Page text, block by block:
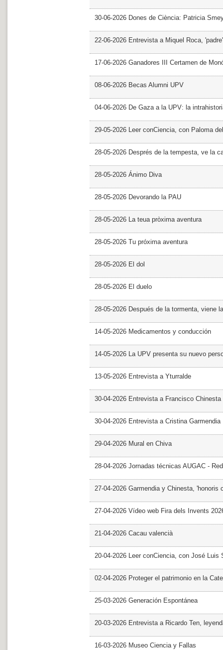
30-06-2026 Dones de Ciència: Patricia
22-06-2026 Entrevista a Miquel Roca,
17-06-2026 Ganadores III Certamen de
08-06-2026 Becas Alumni UPV
04-06-2026 De Gaza a la UPV: la
29-05-2026 Leer conCiencia, con Paloma
28-05-2026 Després de la tempesta, ve la
28-05-2026 Ánimo Diva
28-05-2026 Devorando la PAU
28-05-2026 La teua pròxima aventura
28-05-2026 Tu próxima aventura
28-05-2026 El dol
28-05-2026 El duelo
28-05-2026 Después de la tormenta, viene
14-05-2026 Medicamentos y conducción
14-05-2026 La UPV presenta su nuevo
13-05-2026 Entrevista a Yturralde
30-04-2026 Entrevista a Francisco Chinesta
30-04-2026 Entrevista a Cristina Garmendia
29-04-2026 Mural en Chiva
28-04-2026 Jornadas técnicas AUGAC -
27-04-2026 Garmendia y Chinesta, 'honoris
27-04-2026 Vídeo web Fira dels Invents
21-04-2026 Cacau valencià
20-04-2026 Leer conCiencia, con José Luis
02-04-2026 Proteger el patrimonio en la
25-03-2026 Generación Espontánea
20-03-2026 Entrevista a Ricardo Ten,
16-03-2026 Museo Ciencia y Fallas